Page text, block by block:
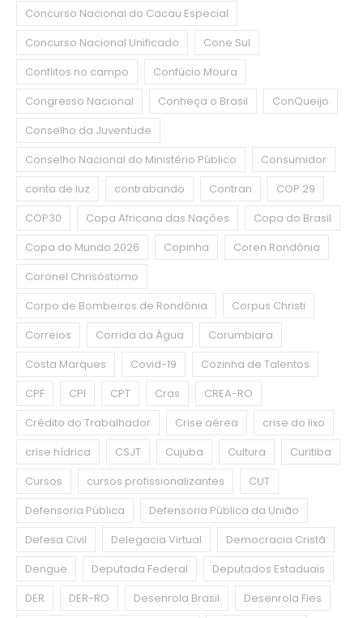
Concurso Nacional do Cacau Especial
Concurso Nacional Unificado
Cone Sul
Conflitos no campo
Confúcio Moura
Congresso Nacional
Conheça o Brasil
ConQueijo
Conselho da Juventude
Conselho Nacional do Ministério Público
Consumidor
conta de luz
contrabando Contran
COP 29
COP30
Copa Africana das Nações
Copa do Brasil
Copa do Mundo 2026
Copinha
Coren Rondônia
Coronel Chrisóstomo
Corpo de Bombeiros de Rondônia
Corpus Christi
Correios
Corrida da Água
Corumbiara
Costa Marques
Covid-19
Cozinha de Talentos
CPF
CPI CPT Cras
CREA-RO
Crédito do Trabalhador
Crise aérea
crise do lixo
crise hídrica
CSJT Cujuba Cultura
Curitiba
Cursos
cursos profissionalizantes
CUT
Defensoria Pública
Defensoria Pública da União
Defesa Civil
Delegacia Virtual
Democracia Cristã
Dengue
Deputada Federal
Deputados Estaduais
DER
DER-RO Desenrola Brasil
Desenrola Fies